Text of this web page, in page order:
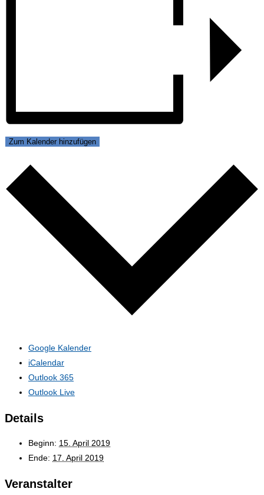
Zum Kalender hinzufügen
Google Kalender
iCalendar
Outlook 365
Outlook Live
Details
Beginn: 15. April 2019
Ende: 17. April 2019
Veranstalter